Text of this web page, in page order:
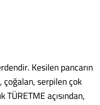
Kesilen pancarın
serpilen çok
açısından,